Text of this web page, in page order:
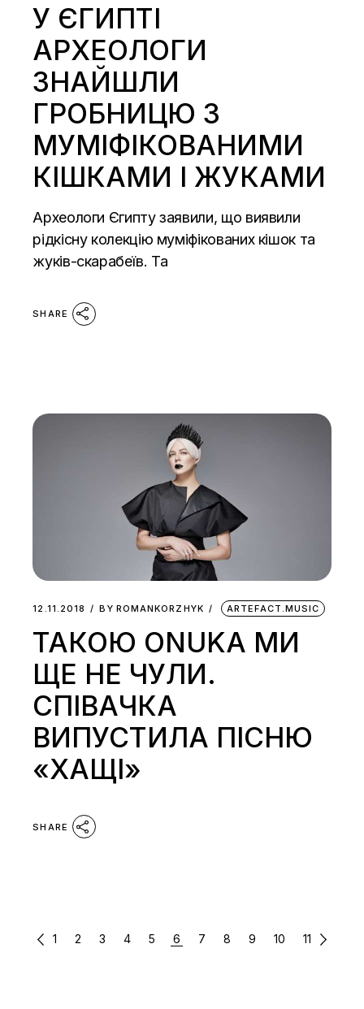
У ЄГИПТІ
АРХЕОЛОГИ
ЗНАЙШЛИ
ГРОБНИЦЮ З
МУМІФІКОВАНИМИ
КІШКАМИ І ЖУКАМИ
Археологи Єгипту заявили, що виявили
рідкісну колекцію муміфікованих кішок та
жуків-скарабеїв. Та
SHARE
12.11.2018 BY ROMANKORZHYK ARTEFACT.MUSIC
ТАКОЮ ONUKA МИ
ЩЕ НЕ ЧУЛИ.
СПІВАЧКА
ВИПУСТИЛА ПІСНЮ
«ХАЩІ»
SHARE
ПАГІНАЦІЯ
1 2 3 4 5 6 7 8 9 10 11